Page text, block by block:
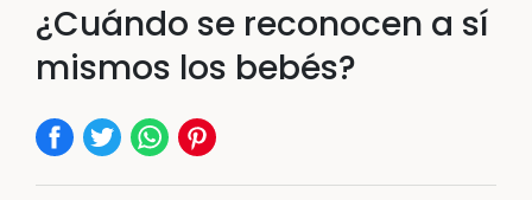
¿Cuándo se reconocen a sí
mismos los bebés?